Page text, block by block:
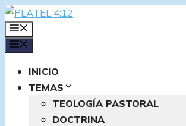
Saltar
al
contenido
INICIO
TEMAS
TEOLOGÍA PASTORAL
DOCTRINA